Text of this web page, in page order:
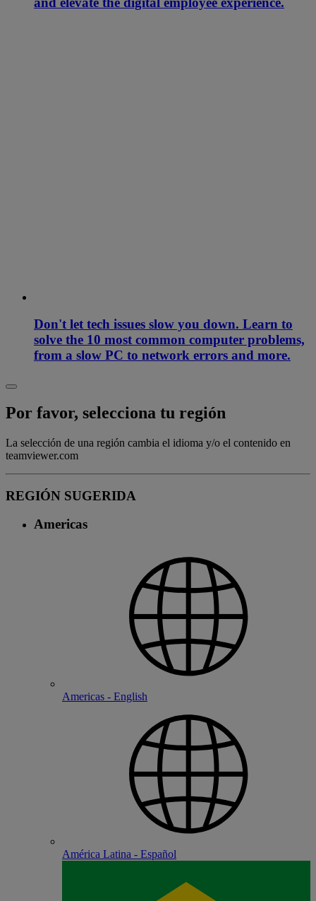
Don't let tech issues slow you down. Learn to
solve the 10 most common computer problems,
from a slow PC to network errors and more.
Por favor, selecciona tu región
La selección de una región cambia el idioma y/o el contenido en
teamviewer.com
REGIÓN SUGERIDA
Americas
Americas - English
América Latina - Español